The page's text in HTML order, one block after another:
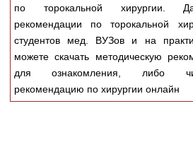
Лекции и презентации 2474
Аккредитационные тесты
Методические рекомендации
Научно-популярное
Регистрация
Вход
по торокальной хирургии.
рекомендации по торокальной
студентов мед. ВУЗов и на
можете скачать методическую
для ознакомления, либо
рекомендацию по хирургии онлайн